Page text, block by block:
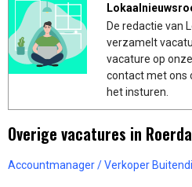
De redactie van
verzamelt
vacature op
contact met ons
het insturen.
Overige vacatures in
Accountmanager / Verkoper